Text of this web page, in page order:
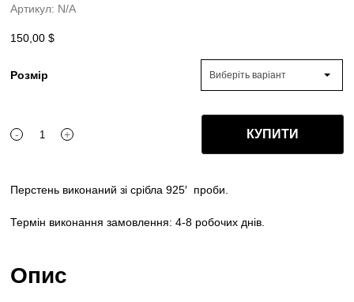
Артикул: N/A
150,00$
Розмір Виберіть варіант
-
CHAIN
+ КУПИТИ
Перстень виконаний зі срібла 925′ проби.
Термін виконання замовлення: 4-8 робочих днів.
Опис